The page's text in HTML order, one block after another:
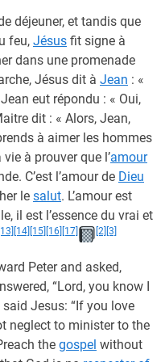
déjeuner, et tandis que
feu, Jésus fit signe à
dans une promenade
Jésus dit à Jean : «
eut répondu : « Oui,
dit : « Alors, Jean,
à aimer les hommes
à prouver que l’amour
C’est l’amour de Dieu
le salut. L’amour est
il est l’essence du vrai et
[13] [14] [15] [16] [17] [2] [3]
Peter and asked,
“Lord, you know I
Jesus: “If you love
neglect to minister to the
the gospel without